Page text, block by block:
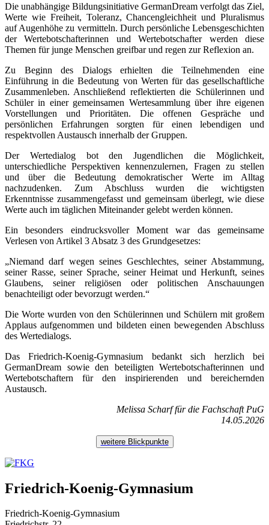
Die unabhängige Bildungsinitiative GermanDream verfolgt das Ziel,
Werte wie Freiheit, Toleranz, Chancengleichheit und Pluralismus
auf Augenhöhe zu vermitteln. Durch persönliche Lebensgeschichten
der Wertebotschafterinnen und Wertebotschafter werden diese
Themen für junge Menschen greifbar und regen zur Reflexion an.
Zu Beginn des Dialogs erhielten die Teilnehmenden eine
Einführung in die Bedeutung von Werten für das gesellschaftliche
Zusammenleben. Anschließend reflektierten die Schülerinnen und
Schüler in einer gemeinsamen Wertesammlung über ihre eigenen
Vorstellungen und Prioritäten. Die offenen Gespräche und
persönlichen Erfahrungen sorgten für einen lebendigen und
respektvollen Austausch innerhalb der Gruppen.
Der Wertedialog bot den Jugendlichen die Möglichkeit,
unterschiedliche Perspektiven kennenzulernen, Fragen zu stellen
und über die Bedeutung demokratischer Werte im Alltag
nachzudenken. Zum Abschluss wurden die wichtigsten
Erkenntnisse zusammengefasst und gemeinsam überlegt, wie diese
Werte auch im täglichen Miteinander gelebt werden können.
Ein besonders eindrucksvoller Moment war das gemeinsame
Verlesen von Artikel 3 Absatz 3 des Grundgesetzes:
„Niemand darf wegen seines Geschlechtes, seiner Abstammung,
seiner Rasse, seiner Sprache, seiner Heimat und Herkunft, seines
Glaubens, seiner religiösen oder politischen Anschauungen
benachteiligt oder bevorzugt werden.“
Die Worte wurden von den Schülerinnen und Schülern mit großem
Applaus aufgenommen und bildeten einen bewegenden Abschluss
des Wertedialogs.
Das Friedrich-Koenig-Gymnasium bedankt sich herzlich bei
GermanDream sowie den beteiligten Wertebotschafterinnen und
Wertebotschaftern für den inspirierenden und bereichernden
Austausch.
Melissa Scharf für die Fachschaft PuG
14.05.2026
weitere Blickpunkte
Friedrich-Koenig-Gymnasium
Friedrich-Koenig-Gymnasium